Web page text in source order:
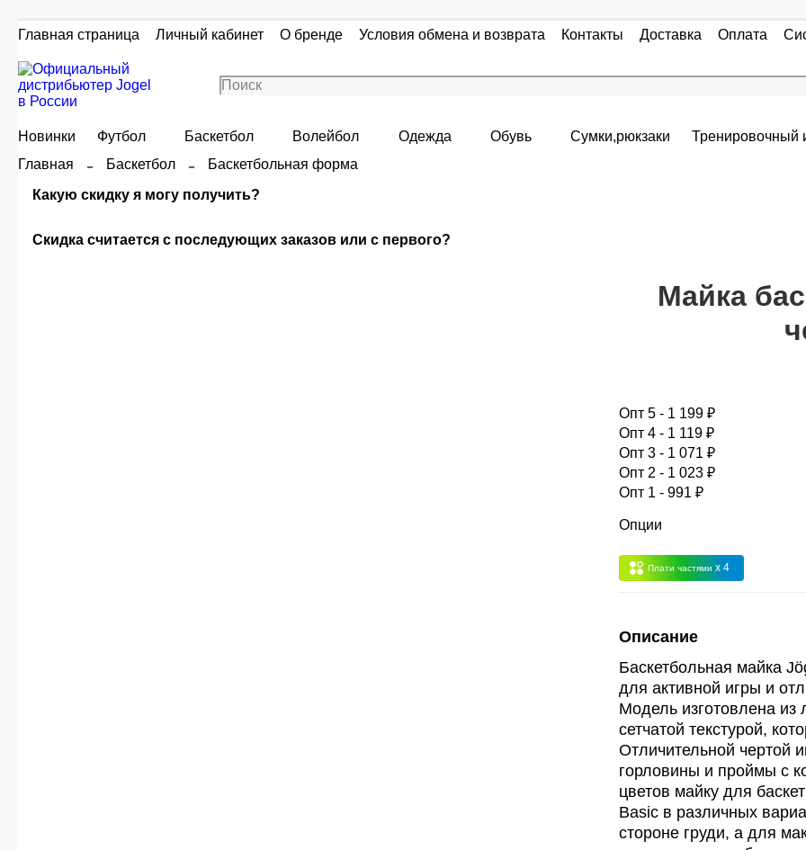
Главная страница Личный кабинет О бренде Условия обмена и возврата Контакты Доставка Оплата
Новинки Футбол Баскетбол Волейбол Одежда Обувь Сумки,рюкзаки Тренировочный
Главная
Баскетбол
Баскетбольная форма
Какую скидку я могу получить?
Сумма скидки зависит от стоимости вашего заказа, общая сумма заказа
сумма всех заказов за 6 месяцев - 30.000
- сумма всех заказов за 6 месяцев 80.000 рублей
- сумма всех заказов за 6 месяцев 200.000
сумма всех заказов за 6 месяцев - 400.000
Скидка считается с последующих заказов или с первого?
Майка
Опт 5 - 1 199 ₽
Опт 4 - 1 119 ₽
Опт 3 - 1 071 ₽
Опт 2 - 1 023 ₽
Опт 1 - 991 ₽
Опции
Плати частями x 4
Описание
Баскетбольная майка
для активной игры и
Модель изготовлена из
сетчатой текстурой,
Отличительной чертой
горловины и проймы с
цветов майку для
Basic в различных
стороне груди, а для